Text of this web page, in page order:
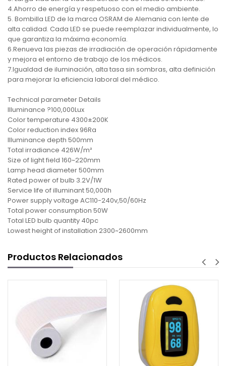
4.Ahorro de energía y respetuoso con el medio ambiente.
5. Bombilla LED de la marca OSRAM de Alemania con lente de
alta calidad. Cada LED se puede reemplazar individualmente, lo
que garantiza la máxima economía.
6.Renueva las piezas de irradiación de operación rápidamente
y mejora el entorno de trabajo de los médicos.
7.Igualdad de iluminación, alta tasa sin sombras, alta definición
para mejorar la eficiencia laboral del médico.
Technical parameter Details
Illuminance ?100,000Lux
Color temperature 4300±200K
Color reduction index 96Ra
Illuminance depth 500mm
Total irradiance 426W/m²
Size of light field 160~220mm
Lamp head diameter 500mm
Rated power of bulb 3.2V/1W
Service life of illuminant 50,000h
Power supply voltage AC110-240v,50/60Hz
Total power consumption 50W
Total LED bulb quantity 40pc
Lowest height of installation 2300~2600mm
Productos Relacionados